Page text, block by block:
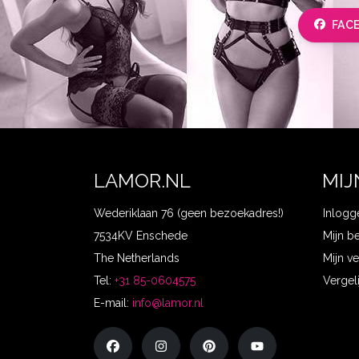
LAMOR.NL
Wederiklaan 76 (geen bezoekadres!)
7534KV Enschede
The Netherlands
Tel: +31 85-0604575
E-mail: info@lamor.nl
Mijn
Mijn